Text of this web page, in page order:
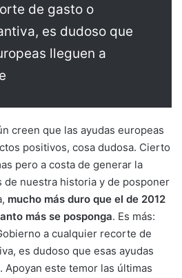
de gasto o
es dudoso que
lleguen a
creen que las ayudas europeas
positivos, cosa dudosa. Cierto
pero a costa de generar la
de nuestra historia y de posponer
mucho más duro que el de 2012
más se posponga. Es más:
a cualquier recorte de
es dudoso que esas ayudas
Apoyan este temor las últimas